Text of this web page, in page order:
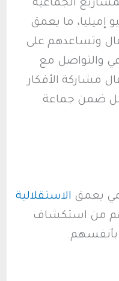
الجماعية
إميليا، ما يعمق
وتساعدهم على
والتواصل مع
مشاركة الأفكار
ضمن جماعة
يعمق الاستقلالية
من استكشاف
بأنفسهم.